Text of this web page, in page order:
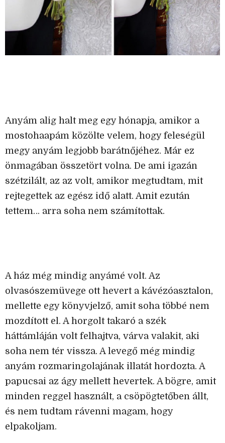
Anyám alig halt meg egy hónapja, amikor a
mostohaapám közölte velem, hogy feleségül
megy anyám legjobb barátnőjéhez. Már ez
önmagában összetört volna. De ami igazán
szétzilált, az az volt, amikor megtudtam, mit
rejtegettek az egész idő alatt. Amit ezután
tettem… arra soha nem számítottak.
A ház még mindig anyámé volt. Az
olvasószemüvege ott hevert a kávézóasztalon,
mellette egy könyvjelző, amit soha többé nem
mozdított el. A horgolt takaró a szék
háttámláján volt felhajtva, várva valakit, aki
soha nem tér vissza. A levegő még mindig
anyám rozmaringolajának illatát hordozta. A
papucsai az ágy mellett hevertek. A bögre, amit
minden reggel használt, a csöpögtetőben állt,
és nem tudtam rávenni magam, hogy
elpakoljam.